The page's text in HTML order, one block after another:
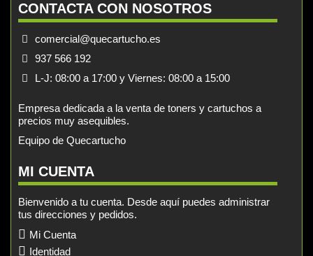
CONTACTA CON NOSOTROS
comercial@quecartucho.es
937 566 192
L-J: 08:00 a 17:00 y Viernes: 08:00 a 15:00
Empresa dedicada a la venta de toners y cartuchos a
precios muy asequibles.
Equipo de Quecartucho
MI CUENTA
Bienvenido a tu cuenta. Desde aquí puedes administrar
tus direcciones y pedidos.
Mi Cuenta
Identidad